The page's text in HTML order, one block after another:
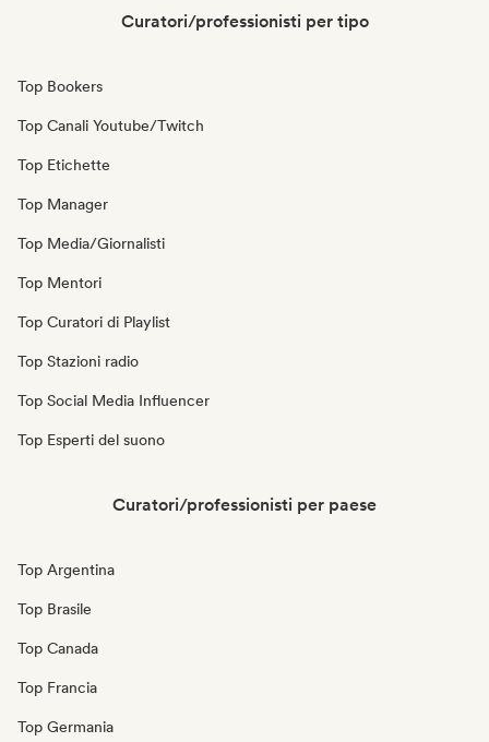
Curatori/professionisti per tipo
Top Bookers
Top Canali Youtube/Twitch
Top Etichette
Top Manager
Top Media/Giornalisti
Top Mentori
Top Curatori di Playlist
Top Stazioni radio
Top Social Media Influencer
Top Esperti del suono
Curatori/professionisti per paese
Top Argentina
Top Brasile
Top Canada
Top Francia
Top Germania